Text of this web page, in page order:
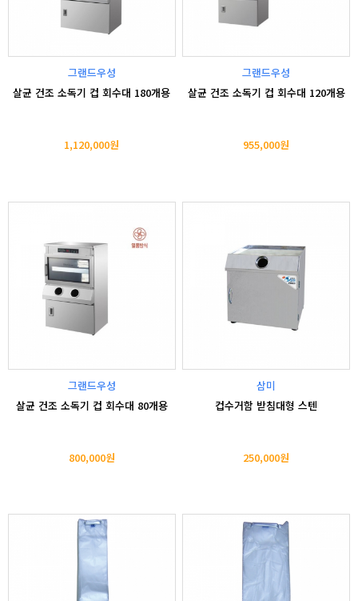
그랜드우성
살균 건조 소독기 컵 회수대 180개용
1,120,000원
그랜드우성
살균 건조 소독기 컵 회수대 120개용
955,000원
그랜드우성
살균 건조 소독기 컵 회수대 80개용
800,000원
삼미
컵수거함 받침대형 스텐
250,000원